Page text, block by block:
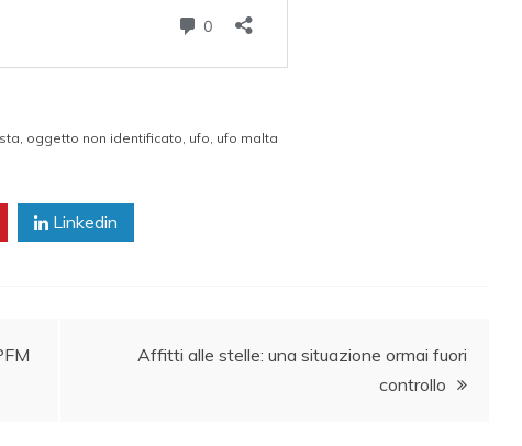
oggetto non identificato ufo ufo malta
Linkedin
Affitti alle stelle: una situazione ormai fuori
controllo